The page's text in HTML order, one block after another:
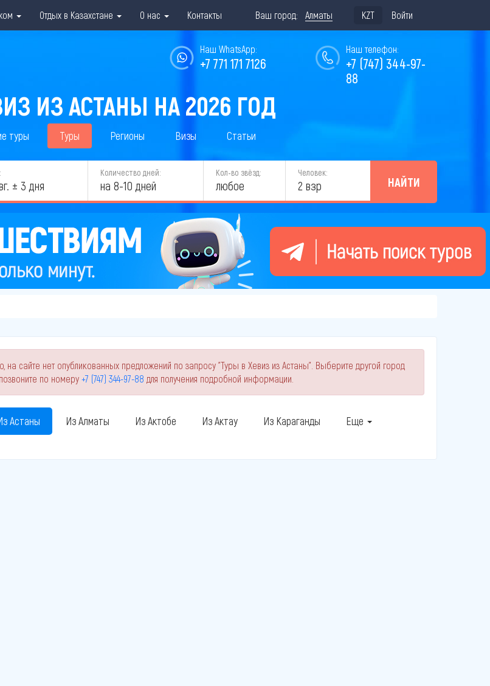
Отдых в Казахстане О нас Контакты Ваш город: Алматы KZT Войти
Наш телефон:
+7 (747) 344-97-
88
Наш WhatsApp:
+7 771 171 7126
ИЗ АСТАНЫ НА 2026 ГОД
туры Туры Регионы Визы Статьи
± 3 дня
Количество дней:
на 8-10 дней
Кол-во звёзд:
любое
Человек:
2 взр НАЙТИ
на сайте нет опубликованных предложений по запросу "Туры в Хевиз из Астаны". Выберите другой город
по номеру +7 (747) 344-97-88 для получения подробной информации.
Астаны Из Алматы Из Актобе Из Актау Из Караганды Еще